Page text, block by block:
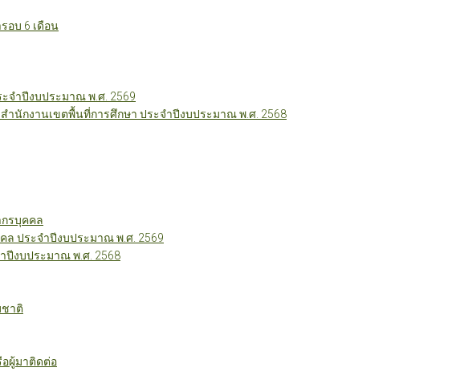
อบ 6 เดือน
จำปีงบประมาณ พ.ศ. 2569
นักงานเขตพื้นที่การศึกษา ประจำปีงบประมาณ พ.ศ. 2568
รบุคคล
ประจำปีงบประมาณ พ.ศ. 2569
งบประมาณ พ.ศ. 2568
ชาติ
ผู้มาติดต่อ